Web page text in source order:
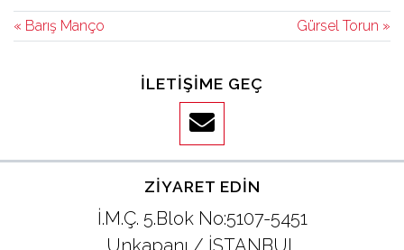
« Barış Manço Gürsel Torun »
İLETIŞIME GEÇ
ZIYARET EDIN
İ.M.Ç. 5.Blok No:5107-5451
Unkapanı / İSTANBUL